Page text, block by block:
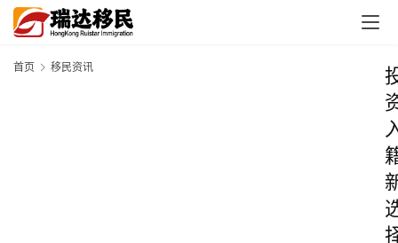
首页 移民资讯